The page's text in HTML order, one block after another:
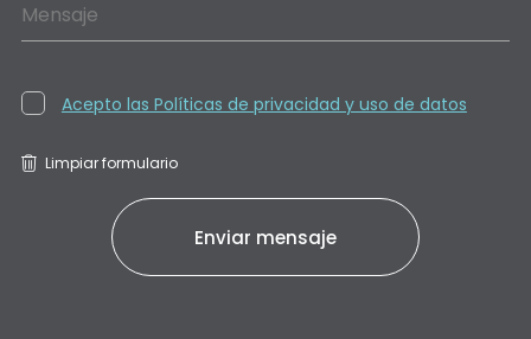
Mensaje
Acepto las Políticas de privacidad y uso de datos
Limpiar formulario